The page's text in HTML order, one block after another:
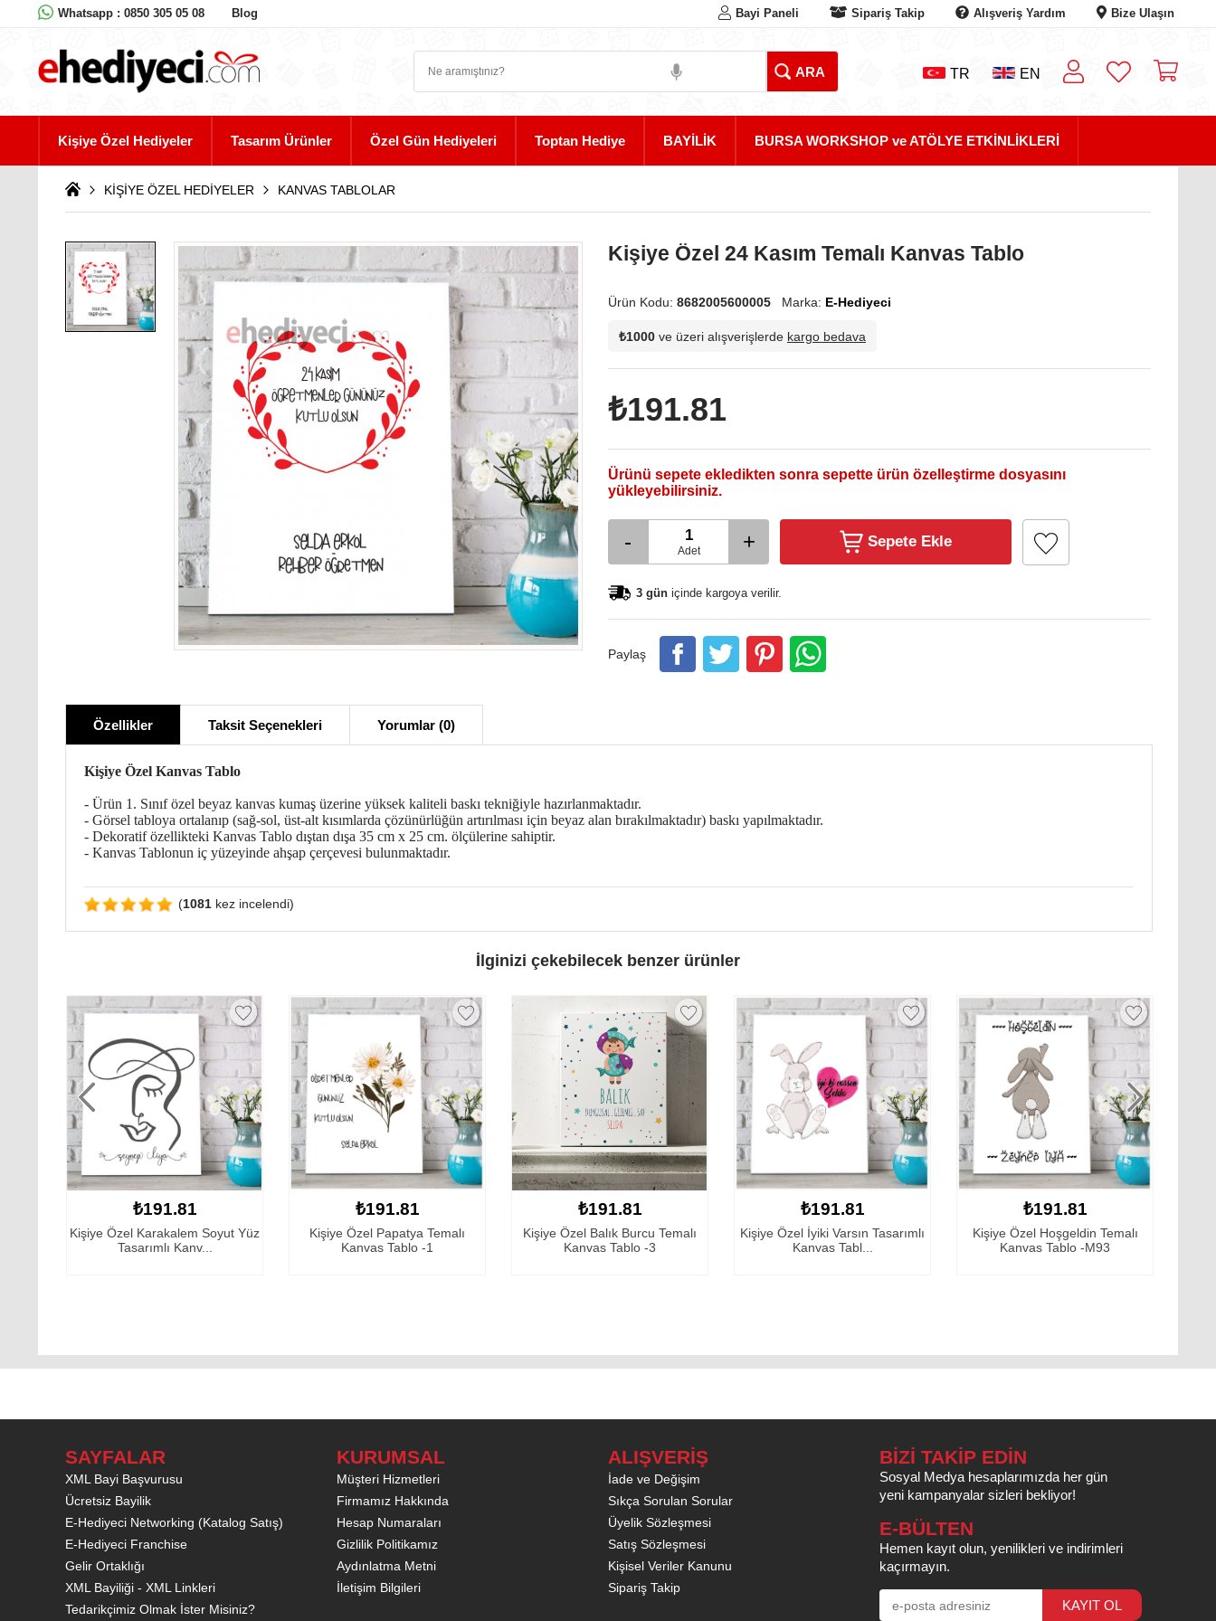
Whatsapp : 0850 305 05 08 Blog Bayi Paneli Sipariş Takip Alışveriş Yardım Bize Ulaşın
TR EN
Kişiye Özel Hediyeler Tasarım Ürünler Özel Gün Hediyeleri Toptan Hediye BAYİLİK BURSA WORKSHOP ve ATÖLYE ETKİNLİKLERİ
KİŞİYE ÖZEL HEDİYELER KANVAS TABLOLAR
Kişiye Özel 24 Kasım Temalı Kanvas Tablo
Ürün Kodu: 8682005600005 Marka: E-Hediyeci
₺1000 ve üzeri alışverişlerde kargo bedava
₺191.81
Ürünü sepete ekledikten sonra sepette ürün özelleştirme dosyasını
yükleyebilirsiniz.
- Adet + Sepete Ekle
3 gün içinde kargoya verilir.
Paylaş
Özellikler Taksit Seçenekleri Yorumlar (0)
Kişiye Özel Kanvas Tablo
- Ürün 1. Sınıf özel beyaz kanvas kumaş üzerine yüksek kaliteli baskı tekniğiyle hazırlanmaktadır.
- Görsel tabloya ortalanıp (sağ-sol, üst-alt kısımlarda çözünürlüğün artırılması için beyaz alan bırakılmaktadır) baskı yapılmaktadır.
- Dekoratif özellikteki Kanvas Tablo dıştan dışa 35 cm x 25 cm. ölçülerine sahiptir.
- Kanvas Tablonun iç yüzeyinde ahşap çerçevesi bulunmaktadır.
(1081 kez incelendi)
İlginizi çekebilecek benzer ürünler
Soyut Yüz
₺191.81
Kişiye Özel Papatya Temalı
Kanvas Tablo -1
₺191.81
Kişiye Özel Balık Burcu Temalı
Kanvas Tablo -3
₺191.81
Kişiye Özel İyiki Varsın Tasarımlı
Kanvas Tabl...
₺191.81
Kişiye Özel Hoşgeldin Temalı
Kanvas Tablo -M93
₺169.55
Kişiye Özel Evin Prensesi
Kanvas Tablo
SAYFALAR
XML Bayi Başvurusu
Ücretsiz Bayilik
E-Hediyeci Networking (Katalog Satış)
E-Hediyeci Franchise
Gelir Ortaklığı
XML Bayiliği - XML Linkleri
Tedarikçimiz Olmak İster Misiniz?
KURUMSAL
Müşteri Hizmetleri
Firmamız Hakkında
Hesap Numaraları
Gizlilik Politikamız
Aydınlatma Metni
İletişim Bilgileri
ALIŞVERİŞ
İade ve Değişim
Sıkça Sorulan Sorular
Üyelik Sözleşmesi
Satış Sözleşmesi
Kişisel Veriler Kanunu
Sipariş Takip
BİZİ TAKİP EDİN
Sosyal Medya hesaplarımızda her gün
yeni kampanyalar sizleri bekliyor!
E-BÜLTEN
Hemen kayıt olun, yenilikleri ve indirimleri
kaçırmayın.